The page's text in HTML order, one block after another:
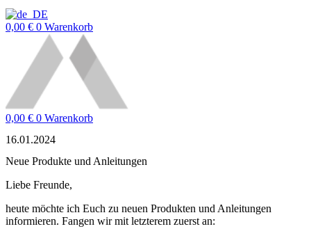
0,00 € 0 Warenkorb
0,00 € 0 Warenkorb
16.01.2024
Neue Produkte und Anleitungen
Liebe Freunde,
heute möchte ich Euch zu neuen Produkten und Anleitungen
informieren. Fangen wir mit letzterem zuerst an: